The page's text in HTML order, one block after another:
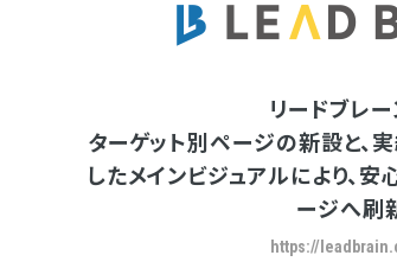
リードブレ
ターゲット別ページの新設と、
したメインビジュアルにより、
ージへ刷
https://